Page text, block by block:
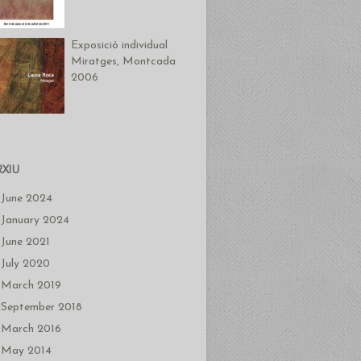
Exposició individual
Miratges, Montcada
2006
June 2024
January 2024
June 2021
July 2020
March 2019
September 2018
March 2016
May 2014